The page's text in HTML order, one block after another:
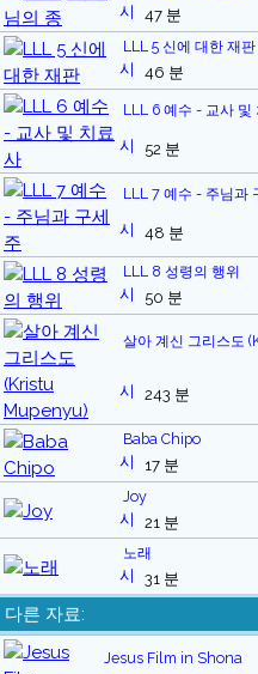
47 분
LLL 5 신에 대한 재판
46 분
LLL 6 예수 - 교사 및
52 분
LLL 7 예수 - 주님과
48 분
LLL 8 성령의 행위
50 분
살아 계신 그리스도
243 분
Baba Chipo
17 분
Joy
21 분
노래
31 분
다른 자료:
Jesus Film in Shona